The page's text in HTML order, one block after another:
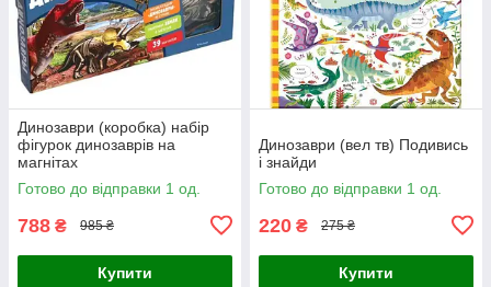
Динозаври (коробка) набір
фігурок динозаврів на
магнітах
Готово до відправки 1 од.
788 ₴ 985 ₴
Купити
Динозаври (вел тв) Подивись
і знайди
Готово до відправки 1 од.
220 ₴ 275 ₴
Купити